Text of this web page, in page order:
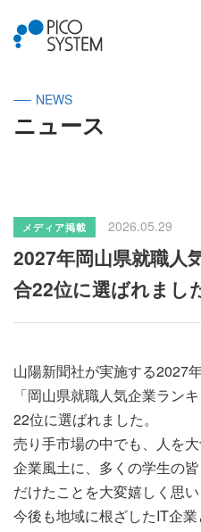
NEWS
ニュース
メディア掲載 2026.05.29
2027年岡山県就職人
合22位に選ばれまし
山陽新聞社が実施する2027
「岡山県就職人気企業ラン
22位に選ばれました。
売り手市場の中でも、人を
企業風土に、多くの学生の
だけたことを大変嬉しく思い
今後も地域に根ざしたIT企